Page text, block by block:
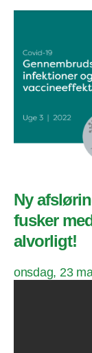
Ny
fusker
alvorligt!
onsdag, 23